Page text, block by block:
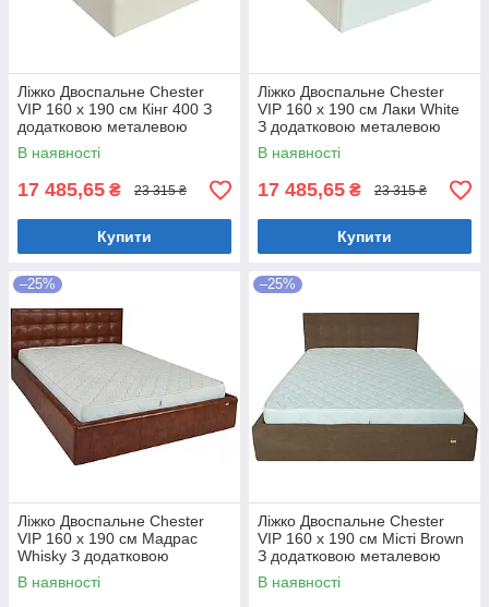
Ліжко Двоспальне Chester
VIP 160 х 190 см Кінг 400 З
додатковою металевою
цільнозварною рамою C1
Білий
В наявності
17 485,65 ₴ 23 315 ₴
Купити
Ліжко Двоспальне Chester
VIP 160 х 190 см Лаки White
З додатковою металевою
цільнозварною рамою Білий
В наявності
17 485,65 ₴ 23 315 ₴
Купити
–25%
Ліжко Двоспальне Chester
VIP 160 х 190 см Мадрас
Whisky З додатковою
металевою цільнозварною
рамою Коричневий
В наявності
–25%
Ліжко Двоспальне Chester
VIP 160 х 190 см Місті Brown
З додатковою металевою
цільнозварною рамою
Коричневий
В наявності